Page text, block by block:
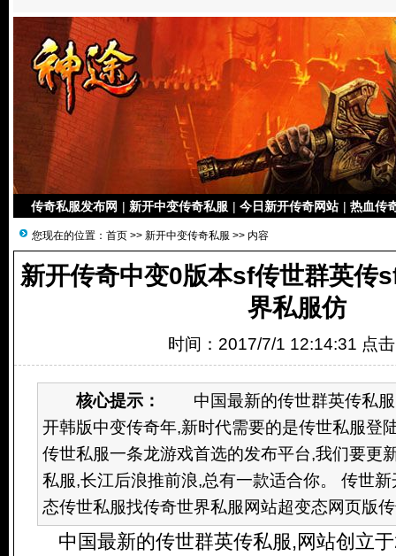
传奇私服发布网 | 新开中变传奇私服 | 今日新开传奇网站 | 热血传
您现在的位置： 首页 >> 新开中变传奇私服 >> 内容
新开传奇中变0版本sf传世群英传
界私服仿
时间：2017/7/1 12:14:31 点
核心提示：
中国最新的传世群英传私服
开韩版中变传奇年,新时代需要的是传世私服登
传世私服一条龙游戏首选的发布平台,我们要更
私服,长江后浪推前浪,总有一款适合你。 传世
态传世私服找传奇世界私服网站超变态网页版
中国最新的传世群英传私服,网站创立于